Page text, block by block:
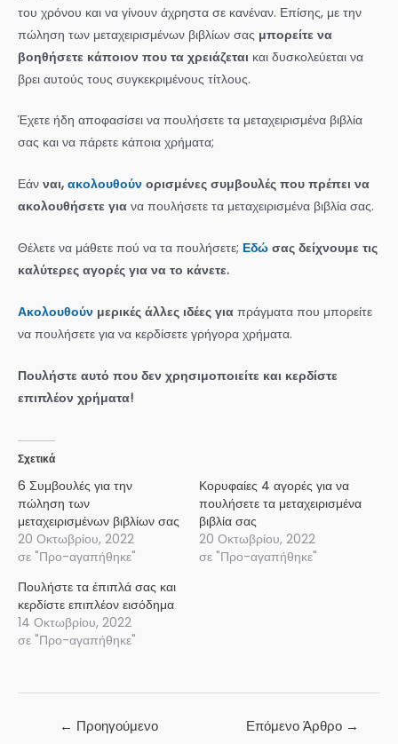
του χρόνου και να γίνουν άχρηστα σε κανέναν. Επίσης, με την
πώληση των μεταχειρισμένων βιβλίων σας μπορείτε να
βοηθήσετε κάποιον που τα χρειάζεται και δυσκολεύεται να
βρει αυτούς τους συγκεκριμένους τίτλους.
Έχετε ήδη αποφασίσει να πουλήσετε τα μεταχειρισμένα βιβλία
σας και να πάρετε κάποια χρήματα;
Εάν ναι, ακολουθούν ορισμένες συμβουλές που πρέπει να
ακολουθήσετε για να πουλήσετε τα μεταχειρισμένα βιβλία σας.
Θέλετε να μάθετε πού να τα πουλήσετε; Εδώ σας δείχνουμε τις
καλύτερες αγορές για να το κάνετε.
Ακολουθούν μερικές άλλες ιδέες για πράγματα που μπορείτε
να πουλήσετε για να κερδίσετε γρήγορα χρήματα.
Πουλήστε αυτό που δεν χρησιμοποιείτε και κερδίστε
επιπλέον χρήματα!
Σχετικά
6 Συμβουλές για την
πώληση των
μεταχειρισμένων βιβλίων σας
20 Οκτωβρίου, 2022
σε "Προ-αγαπήθηκε"
Κορυφαίες 4 αγορές για να
πουλήσετε τα μεταχειρισμένα
βιβλία σας
20 Οκτωβρίου, 2022
σε "Προ-αγαπήθηκε"
Πουλήστε τα έπιπλά σας και
κερδίστε επιπλέον εισόδημα
14 Οκτωβρίου, 2022
σε "Προ-αγαπήθηκε"
← Προηγούμενο
Επόμενο Άρθρο →